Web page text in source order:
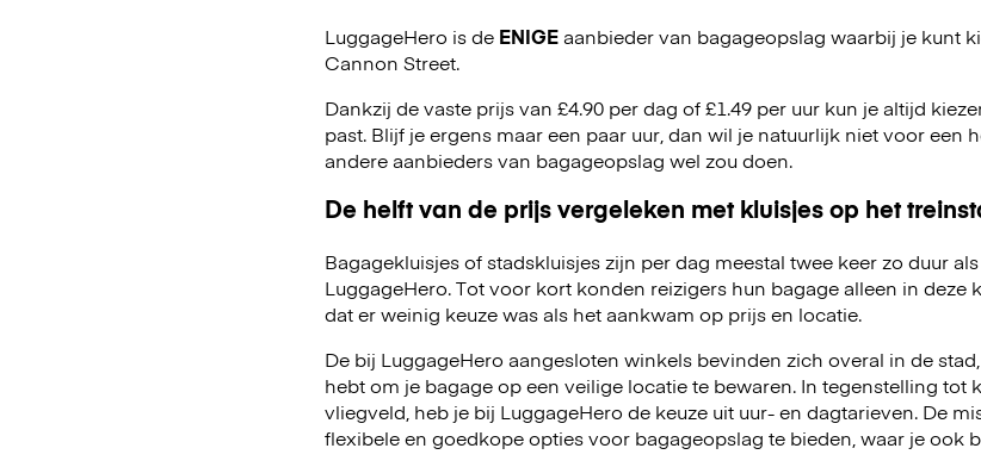
LuggageHero is de ENIGEaanbieder van bagageopslag waarbij je kunt
Cannon Street.
Dankzij de vaste prijs van £4.90 per dag of £1.49 per uur kun je altijd
past. Blijf je ergens maar een paar uur, dan wil je natuurlijk niet voor een
andere aanbieders van bagageopslag wel zou doen.
De helft van de prijs vergeleken met kluisjes op het
Bagagekluisjes of stadskluisjes zijn per dag meestal twee keer zo duur
LuggageHero. Tot voor kort konden reizigers hun bagage alleen in deze
dat er weinig keuze was als het aankwam op prijs en locatie.
De bij LuggageHero aangesloten winkels bevinden zich overal in de
hebt om je bagage op een veilige locatie te bewaren. In tegenstelling tot
vliegveld, heb je bij LuggageHero de keuze uit uur- en dagtarieven. De
flexibele en goedkope opties voor bagageopslag te bieden, waar je ook